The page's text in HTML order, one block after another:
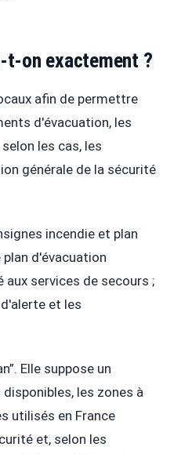
t-on exactement ?
afin de permettre
d'évacuation, les
les cas, les
générale de la sécurité
incendie et plan
d'évacuation
services de secours ;
et les
Elle suppose un
les zones à
utilisés en France
et, selon les